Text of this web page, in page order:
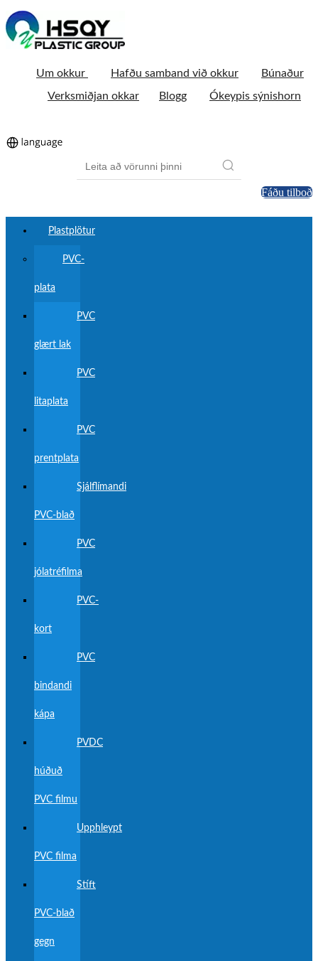
Um okkur Hafðu samband við okkur
Búnaður
Verksmiðjan okkar
Blogg Ókeypis sýnishorn
Fáðu tilboð
Plastplötur
PVC-
plata
PVC
glært lak
PVC
litaplata
PVC
prentplata
Sjálflímandi
PVC-blað
PVC
jólatréfilma
PVC-
kort
PVC
bindandi
kápa
PVDC
húðuð
PVC filmu
Upphleypt
PVC filma
Stíft
PVC-blað
gegn